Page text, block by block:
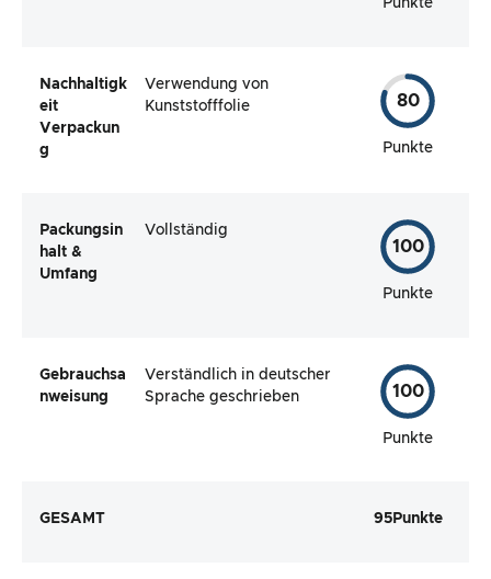
Punkte
Nachhaltigk
eit
Verpackun
g
Verwendung von
Kunststofffolie
80
Punkte
Packungsin
halt &
Umfang
Vollständig
100
Punkte
Gebrauchsa
nweisung
Verständlich in deutscher
Sprache geschrieben
100
Punkte
GESAMT 95Punkte